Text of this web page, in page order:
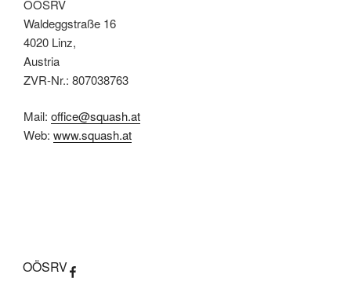
OÖSRV
Waldeggstraße 16
4020 Linz,
Austria
ZVR-Nr.: 807038763
Mail: office@squash.at
Web: www.squash.at
OÖSRV